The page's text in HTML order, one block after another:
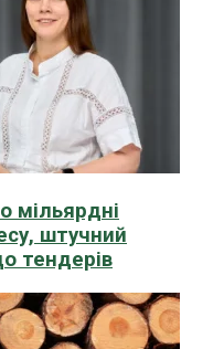
мільярдні
штучний
тендерів